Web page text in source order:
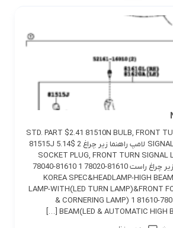
52161-16010 *** STD. PART $2.41 81510N BULB, FRONT
SIGNAL LAMP 90981-15021 لامپ راهنما زیر چراغ 2 $5.14 81515J
SOCKET PLUG, FRONT TURN SIGNAL
$9.92 81610L راهنما زیر چراغ راست 81610-78020 1 81610-78040
KOREA SPEC&HEADLAMP-HIGH
LAMP-WITH(LED TURN LAMP)&FRONT
& CORNERING LAMP) 1 81610-
BEAM(LED & AUTOMATIC HIGH